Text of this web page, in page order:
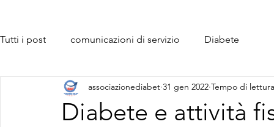
Tutti i post comunicazioni di servizio Diabete
Diabete e attività
associazionediabet 31 gen 2022 Tempo di